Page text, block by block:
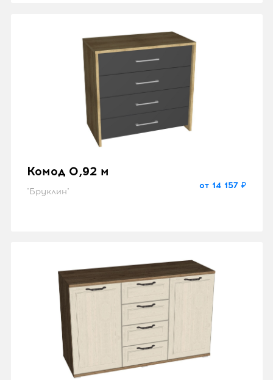
Комод 0,92 м
"Бруклин"
от 14 157 ₽